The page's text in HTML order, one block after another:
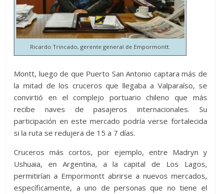
Ricardo Trincado, gerente general de Empormontt.
Montt, luego de que Puerto San Antonio captara más de
la mitad de los cruceros que llegaba a Valparaíso, se
convirtió en el complejo portuario chileno que más
recibe naves de pasajeros internacionales. Su
participación en este mercado podría verse fortalecida
si la ruta se redujera de 15 a 7 días.
Cruceros más cortos, por ejemplo, entre Madryn y
Ushuaia, en Argentina, a la capital de Los Lagos,
permitirían a Empormontt abrirse a nuevos mercados,
específicamente, a uno de personas que no tiene el